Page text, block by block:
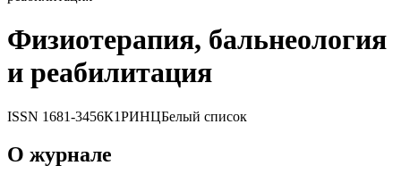
Физиотерапия, бальнеология
и реабилитация
ISSN 1681-3456К1РИНЦБелый список
О журнале